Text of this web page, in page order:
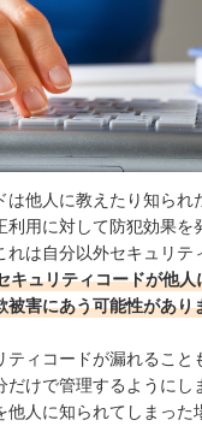
は他人に教えたり知られ
利用に対して防犯効果を
れは自分以外セキュリテ
キュリティコードが他
被害にあう可能性があり
ティコードが漏れること
だけで管理するようにし
人に知られてしまった